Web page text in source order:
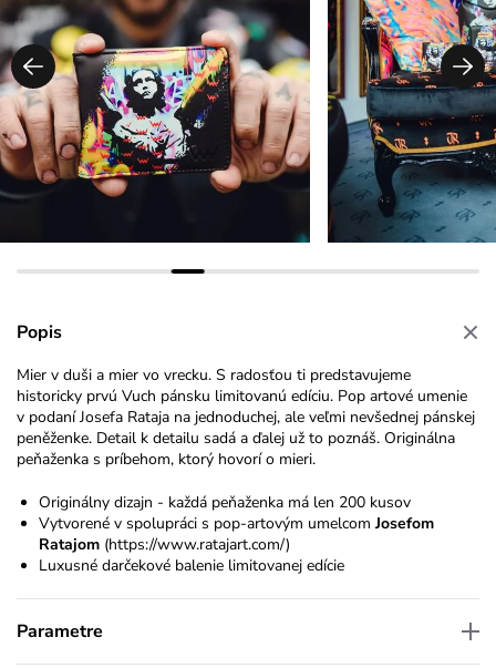
Popis
Mier v duši a mier vo vrecku. S radosťou ti predstavujeme
historicky prvú Vuch pánsku limitovanú edíciu. Pop artové umenie
v podaní Josefa Rataja na jednoduchej, ale veľmi nevšednej pánskej
peněženke. Detail k detailu sadá a ďalej už to poznáš. Originálna
peňaženka s príbehom, ktorý hovorí o mieri.
Originálny dizajn - každá peňaženka má len 200 kusov
Vytvorené v spolupráci s pop-artovým umelcom Josefom
Ratajom (https://www.ratajart.com/)
Luxusné darčekové balenie limitovanej edície
Parametre